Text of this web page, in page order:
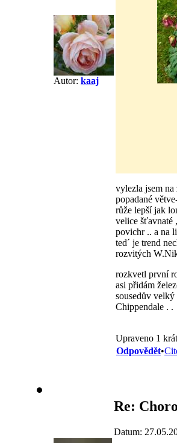
Autor: kaaj
vylezla jsem na
popadané
růže lepší jak
velice šťavnaté
povichr .. a na
ted´ je trend
rozvitých
rozkvetl první
asi přidám
sousedův
Chippendale . .
Upraveno 1
Odpovědět•
Re:
Datum: